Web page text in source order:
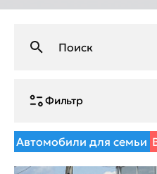
Фильтр
Автомобили для семьи